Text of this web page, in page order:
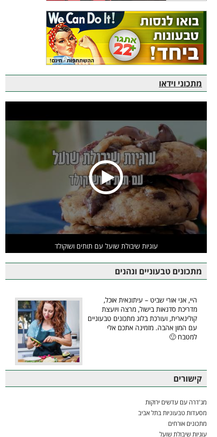
מתכוני וידאו
עוגיות שיבולת שועל עם תותים ושוקולד
מתכונים טבעוניים ונהנים
היי, אני אורי שביט – עיתונאית אוכל,
מדריכת סדנאות בישול, מרצה ויועצת
קולינארית, ועורכת בלוג מתכונים טבעוניים
עם המון אהבה. מזמינה אתכם אלי
למטבח 🙂
קישורים
מג'דרה עם עדשים ירוקות
מסעדות טבעוניות בתל אביב
מתכונים אורחים
עוגיות שיבולת שועל